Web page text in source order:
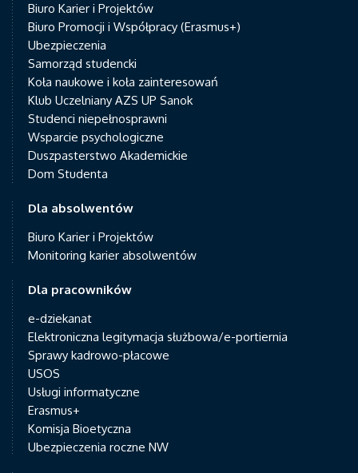
Biuro Karier i Projektów
Biuro Promocji i Współpracy (Erasmus+)
Ubezpieczenia
Samorząd studencki
Koła naukowe i koła zainteresowań
Klub Uczelniany AZS UP Sanok
Studenci niepełnosprawni
Wsparcie psychologiczne
Duszpasterstwo Akademickie
Dom Studenta
Dla absolwentów
Biuro Karier i Projektów
Monitoring karier absolwentów
Dla pracowników
e-dziekanat
Elektroniczna legitymacja służbowa/e-portiernia
Sprawy kadrowo-płacowe
USOS
Usługi informatyczne
Erasmus+
Komisja Bioetyczna
Ubezpieczenia roczne NW